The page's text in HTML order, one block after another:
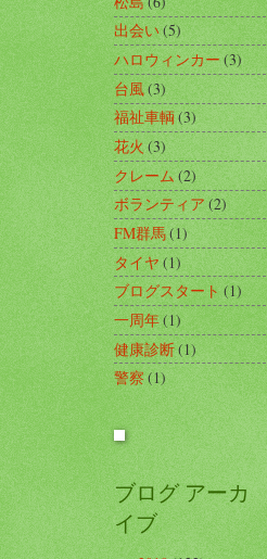
出会い(5)
ハロウィンカー(3)
台風(3)
福祉車輌 (3)
花火(3)
クレーム(2)
ボランティア(2)
FM群馬(1)
タイヤ(1)
ブログスタート(1)
一周年(1)
健康診断(1)
警察 (1)
ブログ アーカ
イブ